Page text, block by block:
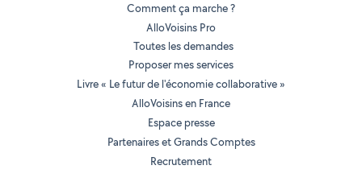
Comment ça marche ?
AlloVoisins Pro
Toutes les demandes
Proposer mes services
Livre « Le futur de l'économie collaborative »
AlloVoisins en France
Espace presse
Partenaires et Grands Comptes
Recrutement